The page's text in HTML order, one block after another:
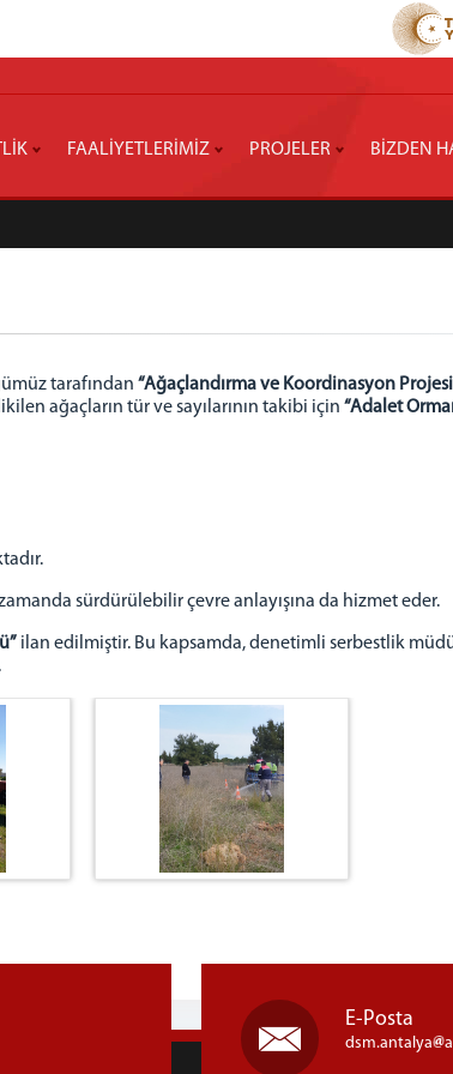
FAALİYETLERİMİZ PROJELER BİZDEN
tarafından “Ağaçlandırma ve Koordinasyon
ağaçların tür ve sayılarının takibi için “Adalet
sürdürülebilir çevre anlayışına da hizmet eder.
ilan edilmiştir. Bu kapsamda, denetimli serbestlik
E-Posta
dsm.antalya